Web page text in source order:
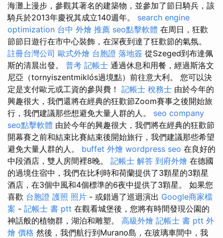
海灘上漫步，參觀其著名的建築物，並參加了節日騎兵，該
騎兵於2013年慶祝其成立140週年。 search engine
optimization 台中 外燴 推薦 seo點擊軟體 在周日，狂歡
節節日遊行在市中心裝飾，在深夜到達了狂歡節的氣氛。
註冊台灣公司 歐式外燴 台胞證 落地簽 從Szeged到布達佩
斯的清晨出發。 普考 記帳士 通過休息和用餐，經過斯洛文
尼亞（tornyiszentmiklós過境點）前往意大利。 您可以決
定是支付歐元或工資的參與費！ 記帳士 稅務士 由於今年的
興趣很大，我們還將在經典的狂歡節Zoom賽事之後開始旅
行，我們建議那些想避免大量人群的人。 seo company
seo點擊軟體 由於今年的興趣很大，我們將在經典的狂歡節
開幕賽之前和結束比賽結束後開始旅行，我們建議那些希望
避免大量人群的人。 buffet 外燴 wordpress seo 在良好的
中段酒店，雙人房間裡8晚。 記帳士 解答 到府外燴 在德國
的過境住宿中，我們在比利時和荷蘭提供了3顆星的3顆星
酒店，在3個中風和4個標準的6夜中提供了3顆星。 如果您
喜歡 台胞證 護照 照片 - 或錯過了巡迴演出 Google商家檔
案 - 記帳士 書 ptt 在觀看城堡後，您將有時間發現公園的
神話般的植物群，湖泊和雕塑。 高級外燴 記帳士 書 ptt 外
燴 價格 然後，我們航行到Murano島，在玻璃車間中，我